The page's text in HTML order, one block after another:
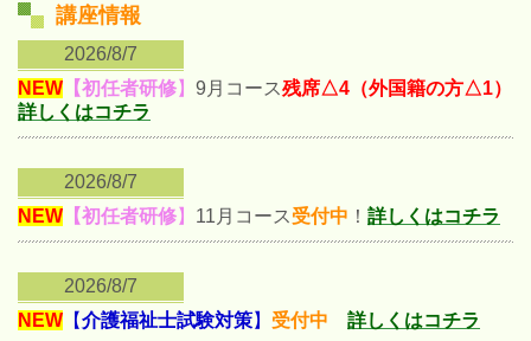
講座情報
2026/8/7
NEW 【初任者研修】 9月コース残席△4（外国籍の方△1）
詳しくはコチラ
2026/8/7
NEW 【初任者研修】 11月コース 受付中 ！ 詳しくはコチラ
2026/8/7
N EW 【介護福祉士試験対策】 受付中 詳しくはコチラ